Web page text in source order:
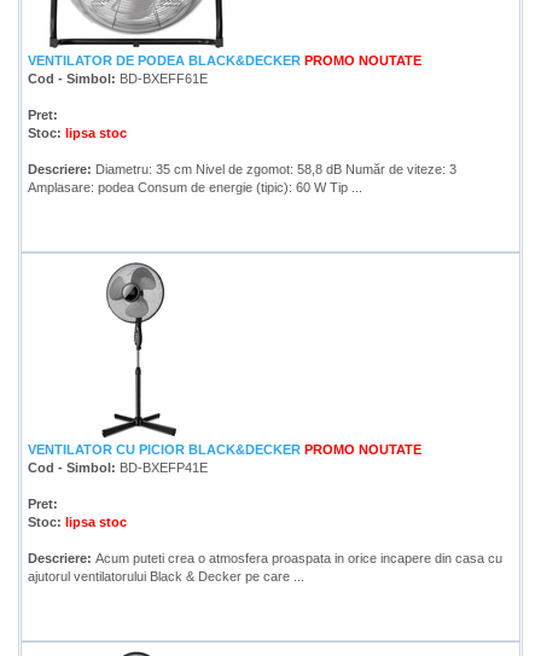
VENTILATOR DE PODEA BLACK&DECKER PROMO NOUTATE
Cod - Simbol: BD-BXEFF61E
Pret:
Stoc: lipsa stoc
Descriere: Diametru: 35 cm Nivel de zgomot: 58,8 dB Număr de viteze: 3
Amplasare: podea Consum de energie (tipic): 60 W Tip ...
VENTILATOR CU PICIOR BLACK&DECKER PROMO NOUTATE
Cod - Simbol: BD-BXEFP41E
Pret:
Stoc: lipsa stoc
Descriere: Acum puteti crea o atmosfera proaspata in orice incapere din casa cu
ajutorul ventilatorului Black & Decker pe care ...